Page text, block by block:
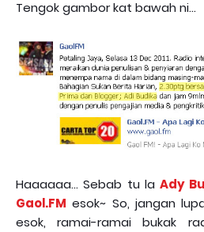
Tengok gambor kat bawah ni...
Haaaaaa... Sebab tu la Ady
Gaol.FM esok~ So, jangan
esok, ramai-ramai bukak